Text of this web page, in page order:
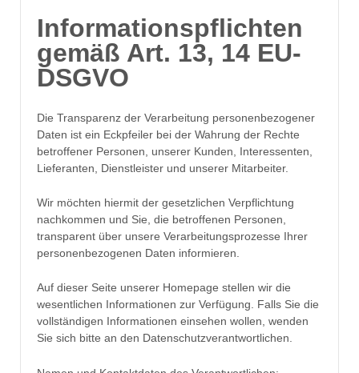
Informationspflichten
gemäß Art. 13, 14 EU-
DSGVO
Die Transparenz der Verarbeitung personenbezogener
Daten ist ein Eckpfeiler bei der Wahrung der Rechte
betroffener Personen, unserer Kunden, Interessenten,
Lieferanten, Dienstleister und unserer Mitarbeiter.
Wir möchten hiermit der gesetzlichen Verpflichtung
nachkommen und Sie, die betroffenen Personen,
transparent über unsere Verarbeitungsprozesse Ihrer
personenbezogenen Daten informieren.
Auf dieser Seite unserer Homepage stellen wir die
wesentlichen Informationen zur Verfügung. Falls Sie die
vollständigen Informationen einsehen wollen, wenden
Sie sich bitte an den Datenschutzverantwortlichen.